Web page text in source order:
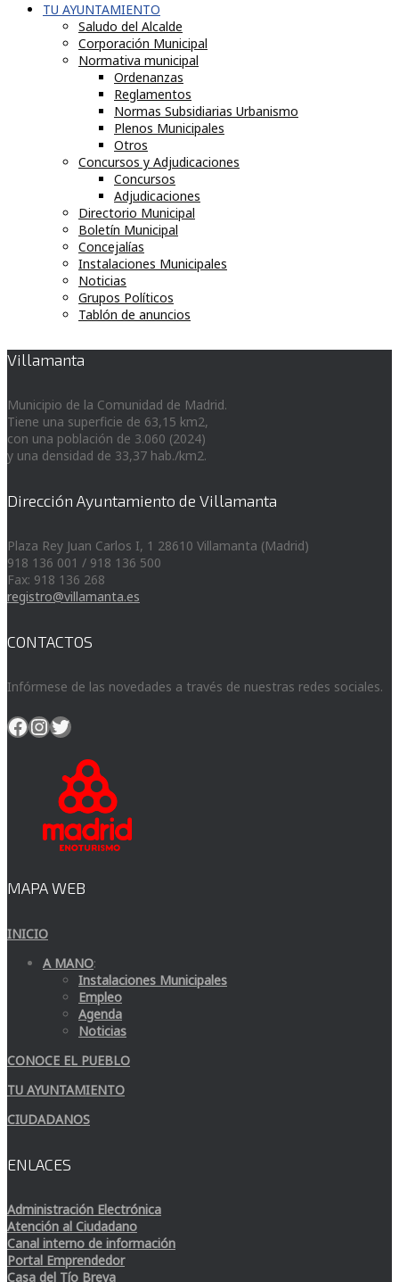
TU AYUNTAMIENTO
Saludo del Alcalde
Corporación Municipal
Normativa municipal
Ordenanzas
Reglamentos
Normas Subsidiarias Urbanismo
Plenos Municipales
Otros
Concursos y Adjudicaciones
Concursos
Adjudicaciones
Directorio Municipal
Boletín Municipal
Concejalías
Instalaciones Municipales
Noticias
Grupos Políticos
Tablón de anuncios
Villamanta
Municipio de la Comunidad de Madrid.
Tiene una superficie de 63,15 km2,
con una población de 3.060 (2024)
y una densidad de 33,37 hab./km2.
Dirección Ayuntamiento de Villamanta
Plaza Rey Juan Carlos I, 1 28610 Villamanta (Madrid)
918 136 001 / 918 136 500
Fax: 918 136 268
registro@villamanta.es
CONTACTOS
Infórmese de las novedades a través de nuestras redes sociales.
Facebook
Instagram
Twitter
MAPA WEB
INICIO
A MANO:
Instalaciones Municipales
Empleo
Agenda
Noticias
CONOCE EL PUEBLO
TU AYUNTAMIENTO
CIUDADANOS
ENLACES
Administración Electrónica
Atención al Ciudadano
Canal interno de información
Portal Emprendedor
Casa del Tío Breva